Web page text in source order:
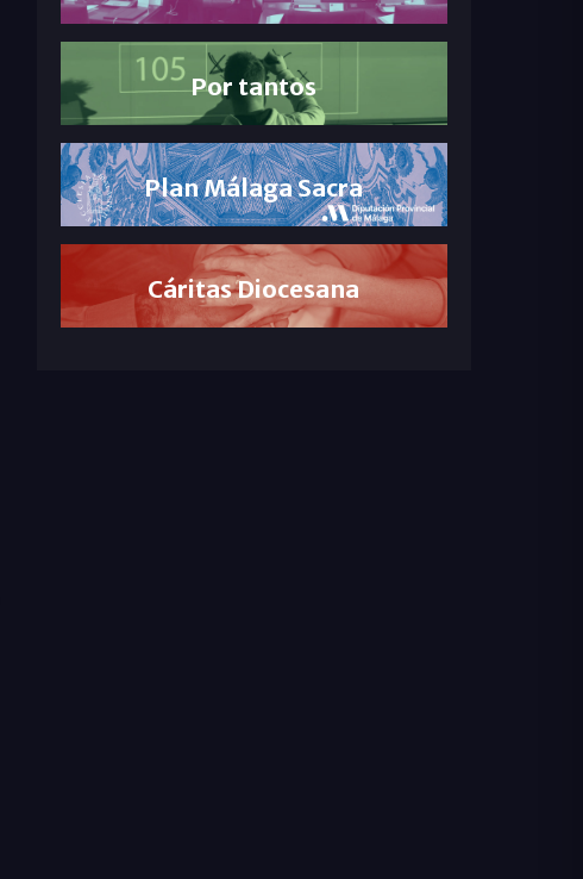
Por tantos
Plan Málaga Sacra
Cáritas Diocesana